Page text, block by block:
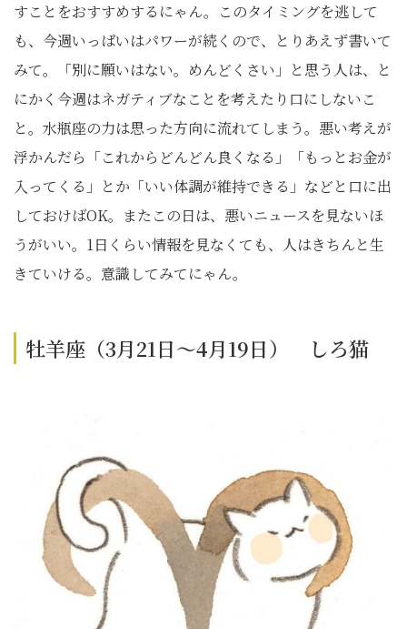
すことをおすすめするにゃん。このタイミングを逃して
も、今週いっぱいはパワーが続くので、とりあえず書いて
みて。「別に願いはない。めんどくさい」と思う人は、と
にかく今週はネガティブなことを考えたり口にしないこ
と。水瓶座の力は思った方向に流れてしまう。悪い考えが
浮かんだら「これからどんどん良くなる」「もっとお金が
入ってくる」とか「いい体調が維持できる」などと口に出
しておけばOK。またこの日は、悪いニュースを見ないほ
うがいい。1日くらい情報を見なくても、人はきちんと生
きていける。意識してみてにゃん。
牡羊座（3月21日～4月19日） しろ猫